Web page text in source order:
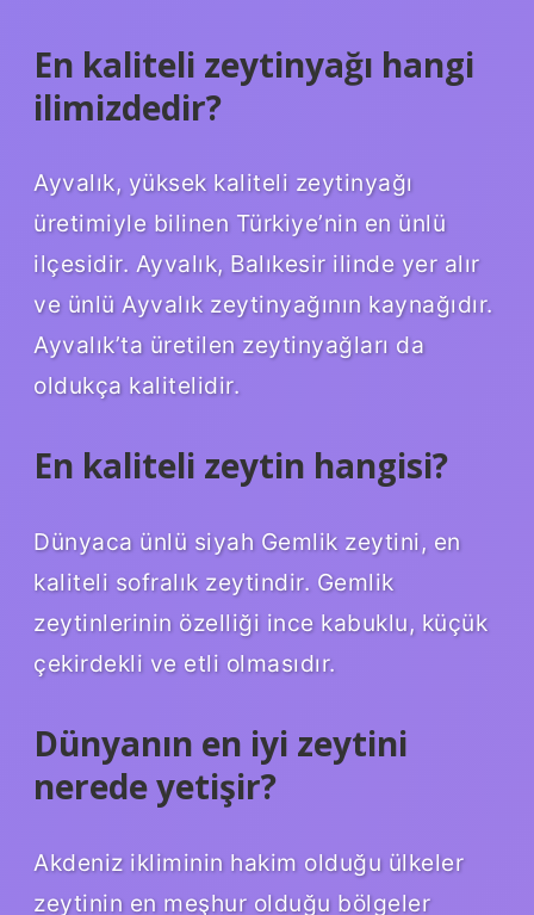
En kaliteli zeytinyağı hangi
ilimizdedir?
Ayvalık, yüksek kaliteli zeytinyağı
üretimiyle bilinen Türkiye’nin en ünlü
ilçesidir. Ayvalık, Balıkesir ilinde yer alır
ve ünlü Ayvalık zeytinyağının kaynağıdır.
Ayvalık’ta üretilen zeytinyağları da
oldukça kalitelidir.
En kaliteli zeytin hangisi?
Dünyaca ünlü siyah Gemlik zeytini, en
kaliteli sofralık zeytindir. Gemlik
zeytinlerinin özelliği ince kabuklu, küçük
çekirdekli ve etli olmasıdır.
Dünyanın en iyi zeytini
nerede yetişir?
Akdeniz ikliminin hakim olduğu ülkeler
zeytinin en meşhur olduğu bölgeler